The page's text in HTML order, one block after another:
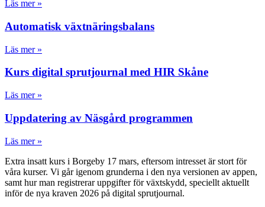
Läs mer »
Automatisk växtnäringsbalans
Läs mer »
Kurs digital sprutjournal med HIR Skåne
Läs mer »
Uppdatering av Näsgård programmen
Läs mer »
Extra insatt kurs i Borgeby 17 mars, eftersom intresset är stort för
våra kurser. Vi går igenom grunderna i den nya versionen av appen,
samt hur man registrerar uppgifter för växtskydd, speciellt aktuellt
inför de nya kraven 2026 på digital sprutjournal.